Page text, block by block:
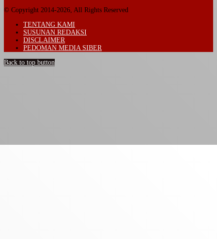
© Copyright 2014-2026, All Rights Reserved
TENTANG KAMI
SUSUNAN REDAKSI
DISCLAIMER
PEDOMAN MEDIA SIBER
Back to top button